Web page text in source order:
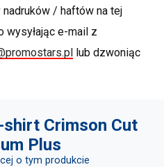
/ haftów na tej
wysyłając e-mail z
lub dzwoniąc
shirt Crimson Cut
Plus
o tym produkcie